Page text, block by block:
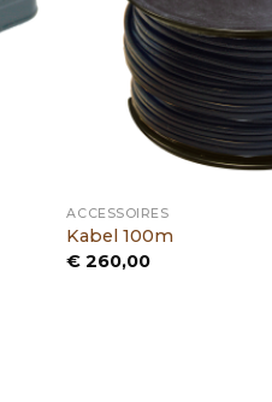
ACCESSOIRES
Kabel 100m
€ 260,00